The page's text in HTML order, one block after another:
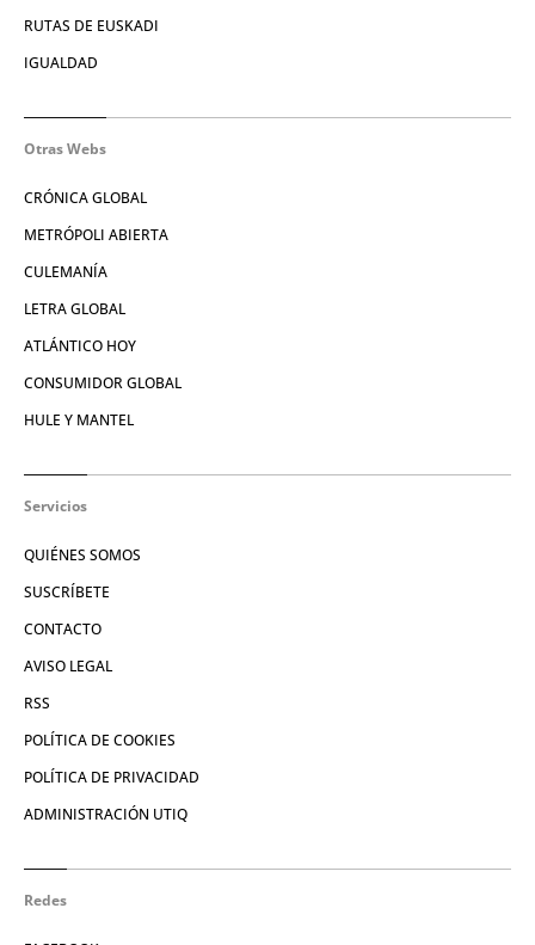
RUTAS DE EUSKADI
IGUALDAD
Otras Webs
CRÓNICA GLOBAL
METRÓPOLI ABIERTA
CULEMANÍA
LETRA GLOBAL
ATLÁNTICO HOY
CONSUMIDOR GLOBAL
HULE Y MANTEL
Servicios
QUIÉNES SOMOS
SUSCRÍBETE
CONTACTO
AVISO LEGAL
RSS
POLÍTICA DE COOKIES
POLÍTICA DE PRIVACIDAD
ADMINISTRACIÓN UTIQ
Redes